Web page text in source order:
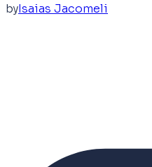
byIsaias Jacomeli